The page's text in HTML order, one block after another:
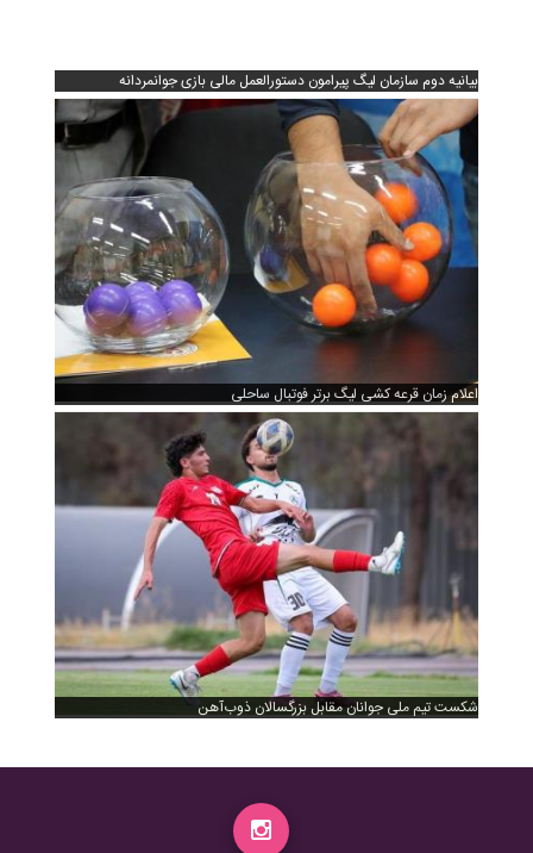
بیانیه دوم سازمان لیگ پیرامون دستورالعمل مالی بازی جوانمردانه
اعلام زمان قرعه کشی لیگ برتر فوتبال ساحلی
شکست تیم ملی جوانان مقابل بزرگسالان ذوب‌آهن